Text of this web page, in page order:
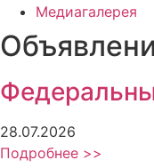
Медиагалерея
28.07.2026
Подробнее >>